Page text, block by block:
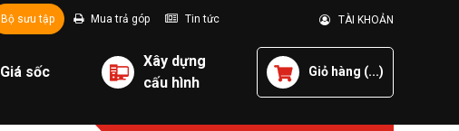
Bộ sưu tập Mua trả góp Tin tức TÀI KHOẢN
Giá sốc
Xây dựng
cấu hình
Giỏ hàng (...)